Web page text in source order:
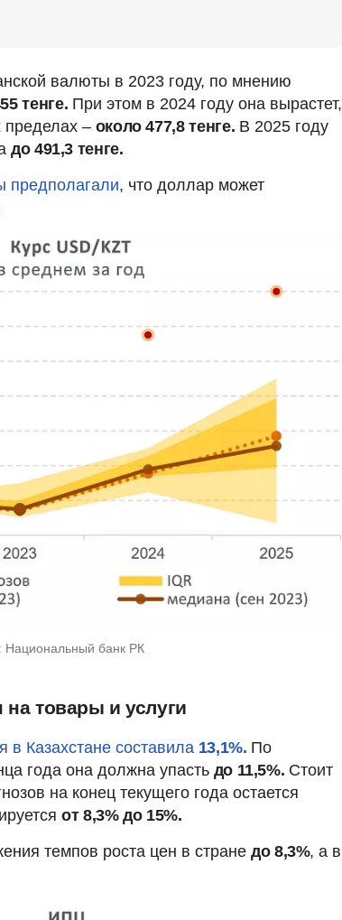
валюты в 2023 году, по мнению
тенге. При этом в 2024 году она вырастет,
пределах – около 477,8 тенге. В 2025 году
до 491,3 тенге.
предполагали, что доллар может
Национальный банк РК
на товары и услуги
в Казахстане составила 13,1%. По
года она должна упасть до 11,5%. Стоит
на конец текущего года остается
от 8,3% до 15%.
темпов роста цен в стране до 8,3%, а в